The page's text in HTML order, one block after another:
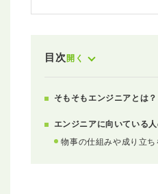
目次開く
そもそもエンジニアとは？
エンジニアに向いている
物事の仕組みや成り立